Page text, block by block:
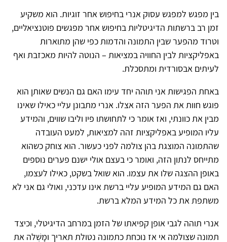
בין מפגש למפגש עסוק אנרי בחיפוש אחר זוגיות. הוא משקיע
זמן רב ברשתות הדיגיטליות בחיפוש אחר מפגשים פוטנציאליים,
וטרוד מהפער שבין התמונה והדמות כפי שהן מתוארות
באפליקציות לבין החוויה במציאות – הנוטה להיות מאכזבת ואף
לעיתים אבסורדית ומתסכלת.
באחת הפגישות אני תוהה יחד עימו האם גם הנשים שאותן הוא
פוגש חוות את הפער הזה אצלו. אנרי מתבונן עליי כאילו שאינו
מבין את כוונתי, ואז אומר כי לתחושתו פיו וליבו שווים, והמידע
עליו המופיע באפליקציות זהה למציאות, למעט העובדה
שהתמונה המוצגת בהן צולמה לפני כעשור. הוא צוחק כשהוא
מתייחס לנתון הזה, ואומר כי בעצם אולי ישנם פערים נוספים
באופן ההצגה שלו את עצמו. הוא שואל בשקט, כאילו לעצמו,
האם גם המידע המופיע עליי ברשת אינו עדכני, ואולי גם אני לא
משתפת את כל המידע המלא ברשת.
אנרי תוהה לגבי אופן קפיאתו של הזמן במרחב הדיגיטלי, וכיצד
תמונה שצולמה אי אז נוכחת כתמונה נטולת תאריך ומָשְׁלה את